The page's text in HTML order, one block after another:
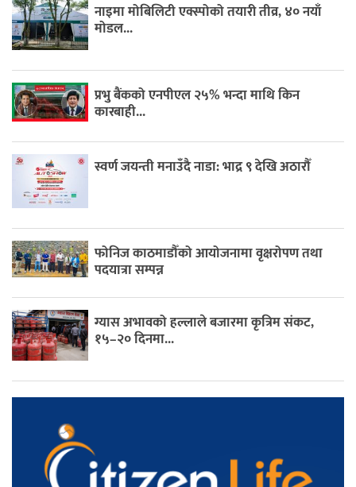
नाइमा मोबिलिटी एक्स्पोको तयारी तीव्र, ४० नयाँ
मोडल...
प्रभु बैंकको एनपीएल २५% भन्दा माथि किन
कारबाही...
स्वर्ण जयन्ती मनाउँदै नाडा: भाद्र ९ देखि अठारौँ
फोनिज काठमाडौँको आयोजनामा वृक्षरोपण तथा
पदयात्रा सम्पन्न
ग्यास अभावको हल्लाले बजारमा कृत्रिम संकट,
१५–२० दिनमा...